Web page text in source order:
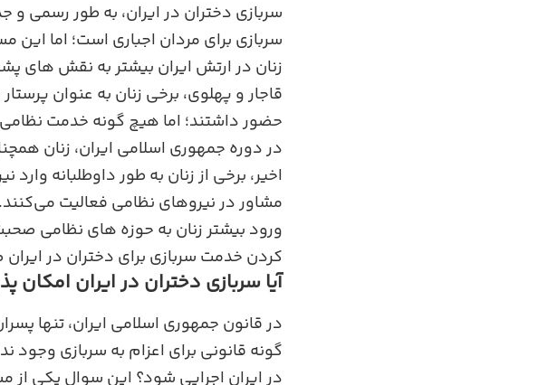
سربازی دختران در ایران، به‌ طور رسمی
سربازی برای مردان اجباری است؛ اما این
زنان در ارتش ایران بیشتر به نقش‌ های
قاجار و پهلوی، برخی زنان به ‌عنوان
حضور داشتند؛ اما هیچ ‌گونه خدمت
در دوره جمهوری اسلامی ایران، زنان
اخیر، برخی از زنان به‌ طور داوطلبانه
مشاور در نیروهای نظامی فعالیت
ورود بیشتر زنان به حوزه‌ های نظامی
کردن خدمت سربازی برای دختران در
آیا سربازی دختران در ایران امکان
در قانون جمهوری اسلامی ایران، تنها
گونه قانونی برای اعزام به سربازی وجود
در ایران اجرایی شود؟ این سوال یکی از